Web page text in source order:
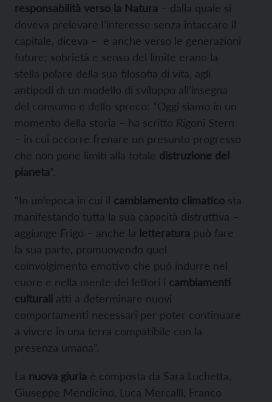
responsabilità verso la Natura – dalla quale si
doveva prelevare l’interesse senza intaccare il
capitale, diceva – e anche verso le generazioni
future; sobrietà e senso del limite erano la
stella polare della sua filosofia di vita, agli
antipodi di un modello di sviluppo all’insegna
del consumo e dello spreco: “Oggi siamo in un
momento della storia – ha scritto Rigoni Stern
– in cui occorre frenare un presunto progresso
che non pone limiti alla totale distruzione del
pianeta”.
“In un’epoca in cui il cambiamento climatico sta
manifestando tutta la sua capacità distruttiva –
aggiunge Frigo – anche la letteratura può fare
la sua parte, promuovendo quel
coinvolgimento emotivo che può indurre nel
cuore e nella mente dei lettori i cambiamenti
culturali atti a determinare nuovi
comportamenti necessari per poter continuare
a vivere in una terra compatibile con la
presenza umana”.
La nuova giuria è composta da Sara Luchetta,
Giuseppe Mendicino, Luca Mercalli, Franco